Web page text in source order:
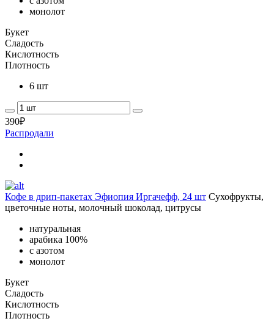
монолот
Букет
Сладость
Кислотность
Плотность
6 шт
390₽
Распродали
Кофе в дрип-пакетах Эфиопия Иргачефф, 24 шт Сухофрукты,
цветочные ноты, молочный шоколад, цитрусы
натуральная
арабика 100%
с азотом
монолот
Букет
Сладость
Кислотность
Плотность